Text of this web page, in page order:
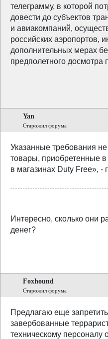
телеграмму, в которой
довести до субъектов
и авиакомпаний,
российских аэропортов,
дополнительных мерах
предполетного досмотра
Yan
Старожил форума
Указанные требования
товары, приобретенные в
в магазинах Duty Free», -
Интересно, сколько они
денег?
Foxhound
Старожил форума
Предлагаю еще
завербованные
техническому персоналу